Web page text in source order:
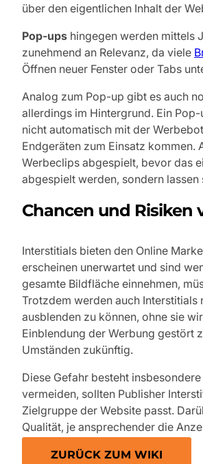
über den eigentlichen Inhalt der
Pop-ups hingegen werden mittels
zunehmend an Relevanz, da viele
Öffnen neuer Fenster oder Tabs
Analog zum Pop-up gibt es auch
allerdings im Hintergrund. Ein
nicht automatisch mit der
Endgeräten zum Einsatz kommen.
Werbeclips abgespielt, bevor das
abgespielt werden, sondern
Chancen und Risiken
Interstitials bieten den Online
erscheinen unerwartet und sind
gesamte Bildfläche einnehmen,
Trotzdem werden auch
ausblenden zu können, ohne sie
Einblendung der Werbung gestört
Umständen zukünftig.
Diese Gefahr besteht
vermeiden, sollten Publisher
Zielgruppe der Website passt.
Qualität, je ansprechender die
ZURÜCK ZUM WIKI